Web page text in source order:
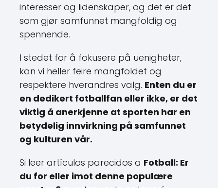
interesser og lidenskaper, og det er det
som gjør samfunnet mangfoldig og
spennende.
I stedet for å fokusere på uenigheter,
kan vi heller feire mangfoldet og
respektere hverandres valg. Enten du er
en dedikert fotballfan eller ikke, er det
viktig å anerkjenne at sporten har en
betydelig innvirkning på samfunnet
og kulturen vår.
Si leer artículos parecidos a Fotball: Er
du for eller imot denne populære